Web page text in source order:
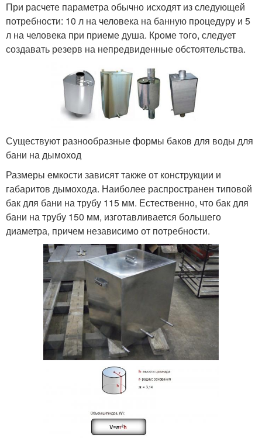
При расчете параметра обычно исходят из следующей
потребности: 10 л на человека на банную процедуру и 5
л на человека при приеме душа. Кроме того, следует
создавать резерв на непредвиденные обстоятельства.
Существуют разнообразные формы баков для воды для
бани на дымоход
Размеры емкости зависят также от конструкции и
габаритов дымохода. Наиболее распространен типовой
бак для бани на трубу 115 мм. Естественно, что бак для
бани на трубу 150 мм, изготавливается большего
диаметра, причем независимо от потребности.